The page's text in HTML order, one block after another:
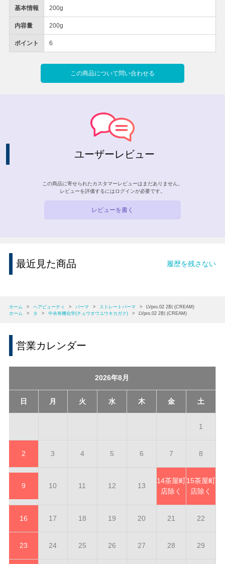
基本情報 200g
内容量 200g
ポイント 6
この商品について問い合わせる
ユーザーレビュー
この商品に寄せられたカスタマーレビューはまだありません。
レビューを評価するには ログインが必要です。
レビューを書く
最近見た商品 履歴を残さない
ホーム > ヘアビューティ > パーマ > ストレートパーマ >
LVpro.02 2剤 (CREAM)
ホーム
> タ > 中央有機化学(チュウオウユウキカガク) > LVpro.02 2剤 (CREAM)
営業カレンダー
2026年8月
日 月 火 水 木 金 土
1
2 3 4 5 6 7 8
9 10 11 12 13
14茶屋町
店除く
15茶屋町
店除く
16 17 18 19 20 21 22
23 24 25 26 27 28 29